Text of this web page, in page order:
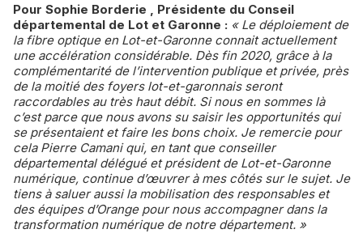
Pour Sophie Borderie , Présidente du Conseil
départemental de Lot et Garonne : « Le déploiement de
la fibre optique en Lot-et-Garonne connait actuellement
une accélération considérable. Dès fin 2020, grâce à la
complémentarité de l’intervention publique et privée, près
de la moitié des foyers lot-et-garonnais seront
raccordables au très haut débit. Si nous en sommes là
c’est parce que nous avons su saisir les opportunités qui
se présentaient et faire les bons choix. Je remercie pour
cela Pierre Camani qui, en tant que conseiller
départemental délégué et président de Lot-et-Garonne
numérique, continue d’œuvrer à mes côtés sur le sujet. Je
tiens à saluer aussi la mobilisation des responsables et
des équipes d’Orange pour nous accompagner dans la
transformation numérique de notre département. »